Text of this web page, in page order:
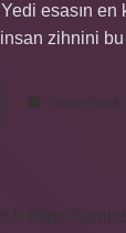
esasın en
zihnini
Yorum Bırak
https://